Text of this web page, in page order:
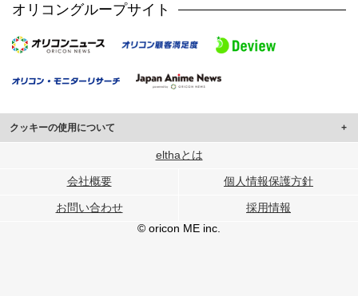
オリコングループサイト
クッキーの使用について
このサイトでは Cookie を使用して、ユーザーに合わせたコンテンツや広告の
行っています。
メディアや広告配信、データ解析の各パートナーに提供しています。
各パートナーは、この情報とユーザーが各パートナーに提供した他の情報や、
ユーザーが各パートナーのサービスを使用したときに収集した他の情報を組み
elthaとは
会社概要 個人情報保護方針
お問い合わせ
採用情報
© oricon ME inc.